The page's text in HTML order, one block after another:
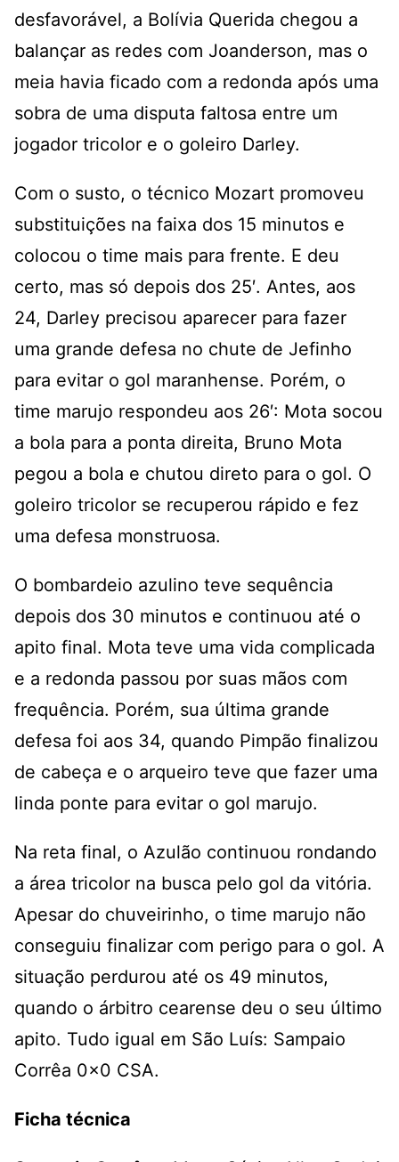
desfavorável, a Bolívia Querida chegou a
balançar as redes com Joanderson, mas o
meia havia ficado com a redonda após uma
sobra de uma disputa faltosa entre um
jogador tricolor e o goleiro Darley.
Com o susto, o técnico Mozart promoveu
substituições na faixa dos 15 minutos e
colocou o time mais para frente. E deu
certo, mas só depois dos 25′. Antes, aos
24, Darley precisou aparecer para fazer
uma grande defesa no chute de Jefinho
para evitar o gol maranhense. Porém, o
time marujo respondeu aos 26′: Mota socou
a bola para a ponta direita, Bruno Mota
pegou a bola e chutou direto para o gol. O
goleiro tricolor se recuperou rápido e fez
uma defesa monstruosa.
O bombardeio azulino teve sequência
depois dos 30 minutos e continuou até o
apito final. Mota teve uma vida complicada
e a redonda passou por suas mãos com
frequência. Porém, sua última grande
defesa foi aos 34, quando Pimpão finalizou
de cabeça e o arqueiro teve que fazer uma
linda ponte para evitar o gol marujo.
Na reta final, o Azulão continuou rondando
a área tricolor na busca pelo gol da vitória.
Apesar do chuveirinho, o time marujo não
conseguiu finalizar com perigo para o gol. A
situação perdurou até os 49 minutos,
quando o árbitro cearense deu o seu último
apito. Tudo igual em São Luís: Sampaio
Corrêa 0x0 CSA.
Ficha técnica